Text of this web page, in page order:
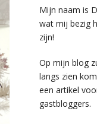
Mijn naam is
wat mij bezig
zijn!
Op mijn blog
langs zien
een artikel
gastbloggers.